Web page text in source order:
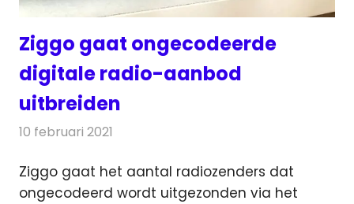
Ziggo gaat ongecodeerde
digitale radio-aanbod
uitbreiden
10 februari 2021
Ziggo gaat het aantal radiozenders dat
ongecodeerd wordt uitgezonden via het